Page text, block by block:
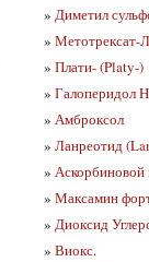
» Диметил
»
» Плати- (Platy-)
» Галоперидол
» Амброксол
» Ланреотид
» Аскорбиновой
» Максамин
» Диоксид
» Виокс.